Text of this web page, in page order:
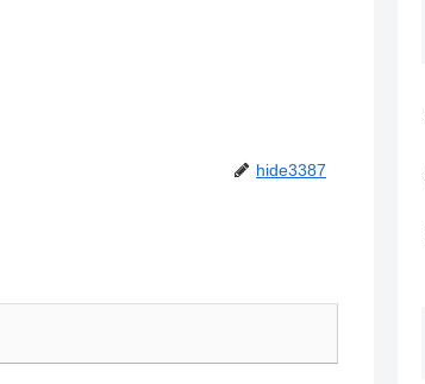
hide3387